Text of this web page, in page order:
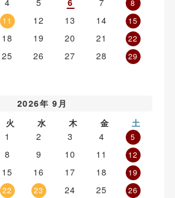
6
8
11 12 13 14
15
18 19 20 21
22
25 26 27 28
29
2026年 9月
火 水 木 金 土
1 2 3 4
5
8 9 10 11
12
15 16 17 18
19
22 23 24 25
26